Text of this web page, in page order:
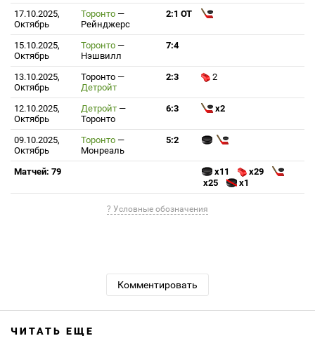
17.10.2025,
Октябрь
Торонто —
Рейнджерс
2:1 ОТ
15.10.2025,
Октябрь
Торонто —
Нэшвилл
7:4
13.10.2025,
Октябрь
Торонто —
Детройт
2:3 2
12.10.2025,
Октябрь
Детройт —
Торонто
6:3 x2
09.10.2025,
Октябрь
Торонто —
Монреаль
5:2
Матчей: 79 x11
x29
x25
x1
? Условные обозначения
Комментировать
ЧИТАТЬ ЕЩЕ